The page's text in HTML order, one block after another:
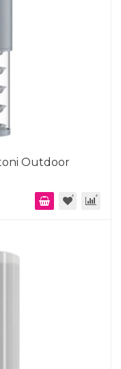
Outdoor